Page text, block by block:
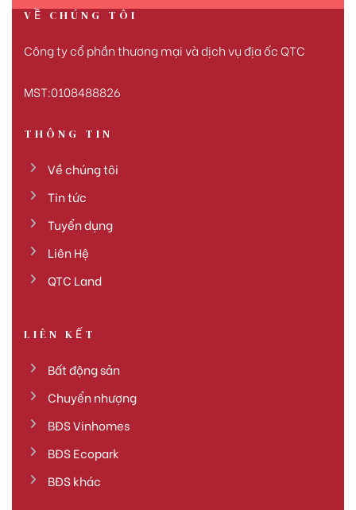
VỀ CHÚNG TÔI
Công ty cổ phần thương mại và dịch vụ địa ốc QTC
MST:0108488826
THÔNG TIN
Về chúng tôi
Tin tức
Tuyển dụng
Liên Hệ
QTC Land
LIÊN KẾT
Bất động sản
Chuyển nhượng
BĐS Vinhomes
BĐS Ecopark
BĐS khác